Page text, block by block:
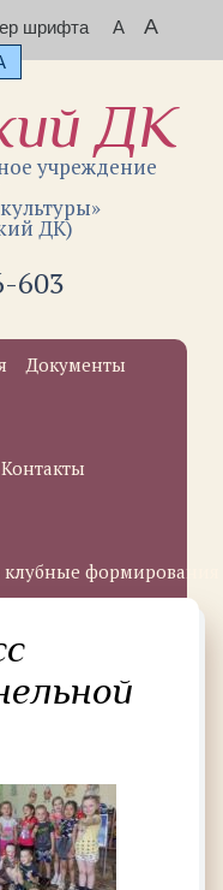
шрифта A A
ДК
учреждение
ДК)
603
Документы
Контакты
формирования